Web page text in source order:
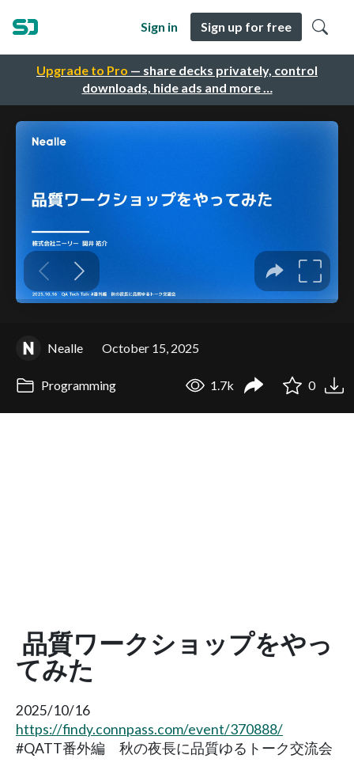
Upgrade to Pro — share decks privately, control
downloads, hide ads and more …
Sign in Sign up for free
Nealle October 15, 2025
Programming 1.7k 0
品質ワークショップをやっ
てみた
2025/10/16
https://findy.connpass.com/event/370888/
#QATT番外編 秋の夜長に品質ゆるトーク交流会